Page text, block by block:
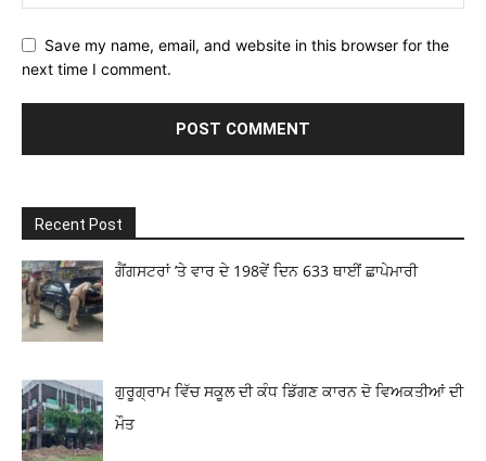
Save my name, email, and website in this browser for the
next time I comment.
Recent Post
ਗੈਂਗਸਟਰਾਂ ’ਤੇ ਵਾਰ ਦੇ 198ਵੇਂ ਦਿਨ 633 ਥਾਈਂ ਛਾਪੇਮਾਰੀ
ਗੁਰੂਗ੍ਰਾਮ ਵਿੱਚ ਸਕੂਲ ਦੀ ਕੰਧ ਡਿੱਗਣ ਕਾਰਨ ਦੋ ਵਿਅਕਤੀਆਂ ਦੀ
ਮੌਤ